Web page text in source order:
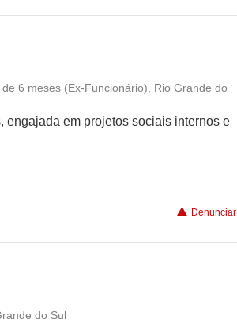
6 meses (Ex-Funcionário), Rio Grande do
engajada em projetos sociais internos e
Denunciar
do Sul